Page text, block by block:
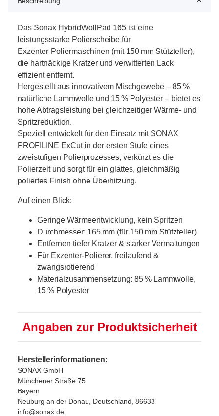
Das Sonax HybridWollPad 165 ist eine
leistungsstarke Polierscheibe für
Exzenter‑Poliermaschinen (mit 150 mm Stützteller),
die hartnäckige Kratzer und verwitterten Lack
effizient entfernt.
Hergestellt aus innovativem Mischgewebe – 85 %
natürliche Lammwolle und 15 % Polyester – bietet es
hohe Abtragsleistung bei gleichzeitiger Wärme- und
Spritzreduktion.
Speziell entwickelt für den Einsatz mit SONAX
PROFILINE ExCut in der ersten Stufe eines
zweistufigen Polierprozesses, verkürzt es die
Polierzeit und sorgt für ein glattes, gleichmäßig
poliertes Finish ohne Überhitzung.
Auf einen Blick:
Geringe Wärmeentwicklung, kein Spritzen
Durchmesser: 165 mm (für 150 mm Stützteller)
Entfernen tiefer Kratzer & starker Vermattungen
Für Exzenter‑Polierer, freilaufend &
zwangsrotierend
Materialzusammensetzung: 85 % Lammwolle,
15 % Polyester
Angaben zur Produktsicherheit
Herstellerinformationen:
SONAX GmbH
Münchener Straße 75
Bayern
Neuburg an der Donau, Deutschland, 86633
info@sonax.de